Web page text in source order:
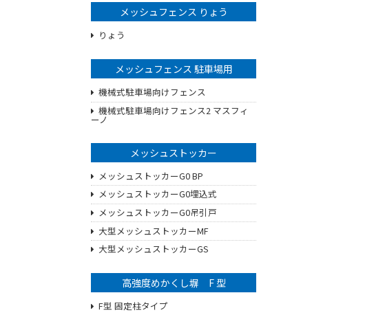
メッシュフェンス りょう
りょう
メッシュフェンス 駐車場用
機械式駐車場向けフェンス
機械式駐車場向けフェンス2 マスフィ
ーノ
メッシュストッカー
メッシュストッカーG0 BP
メッシュストッカーG0埋込式
メッシュストッカーG0吊引戸
大型メッシュストッカーMF
大型メッシュストッカーGS
高強度めかくし塀 F 型
F型 固定柱タイプ